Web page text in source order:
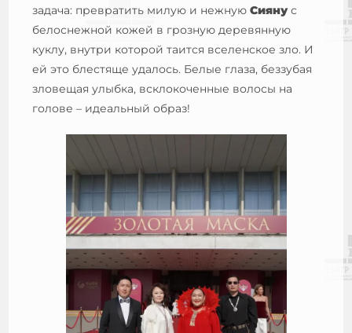
задача: превратить милую и нежнуюСиянус
белоснежной кожей в грозную деревянную
куклу, внутри которой таится вселенское зло. И
ей это блестяще удалось. Белые глаза, беззубая
зловещая улыбка, всклокоченные волосы на
голове – идеальный образ!